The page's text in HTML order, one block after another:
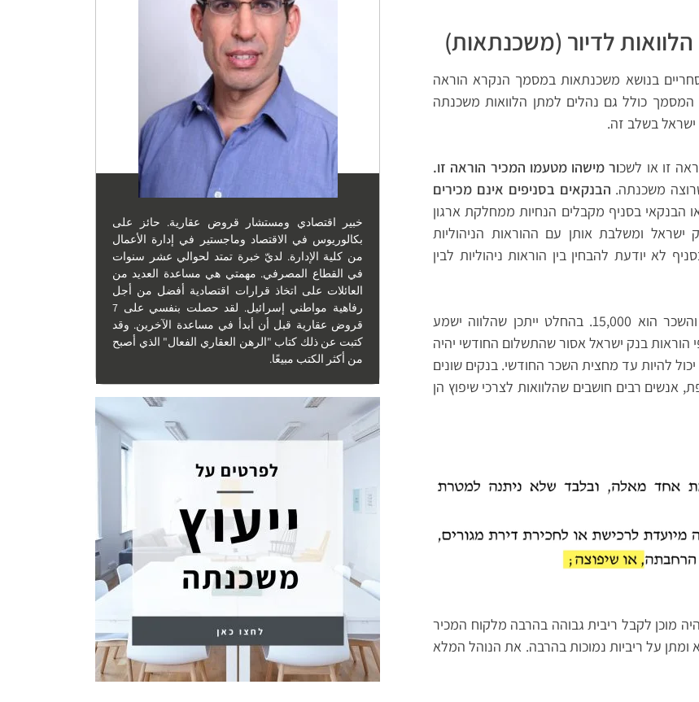
בנושא משכנתאות במסמך הנקרא הוראה
המסמך כולל גם נהלים למתן הלוואות משכנתה
בשלב זה.
זו או לשכור מישהו מטעמו המכיר הוראה זו.
משכנתה. הבנקאים בסניפים אינם מכירים
הבנקאי בסניף מקבלים הנחיות ממחלקת ארגון
ומשלבת אותן עם ההוראות הניהוליות
לא יודעת להבחין בין הוראות ניהוליות לבין
אם החזר המשכנתה הוא נניח 5,500 שקלים והשכר הוא 15,000. בהחלט ייתכן שהלווה ישמע
הוראות בנק ישראל אסור שהתשלום החודשי יהיה
להיות עד מחצית השכר החודשי. בנקים שונים
אנשים רבים חושבים שהלוואות לצרכי שיפוץ הן
מוכן לקבל ריבית גבוהה בהרבה מלקוח המכיר
ומתן על ריביות נמוכות בהרבה. את הנוהל המלא
خبير اقتصادي ومستشار قروض عقارية. حائز على
بكالوريوس في الاقتصاد وماجستير في إدارة الأعمال
من كلية الإدارة. لديّ خبرة تمتد لحوالي عشر سنوات
في القطاع المصرفي. مهمتي هي مساعدة العديد من
العائلات على اتخاذ قرارات اقتصادية أفضل من أجل
رفاهية مواطني إسرائيل. لقد حصلت بنفسي على 7
قروض عقارية قبل أن أبدأ في مساعدة الآخرين. وقد
كتبت عن ذلك كتاب "الرهن العقاري الفعال" الذي أصبح
من أكثر الكتب مبيعًا.